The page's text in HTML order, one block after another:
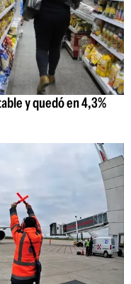
y quedó en 4,3%